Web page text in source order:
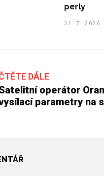
perly
31. 7. 2026
DÁLE
operátor
parametry na